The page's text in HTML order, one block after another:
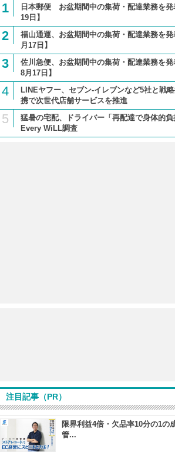
1
日本郵便 お盆期間中の集荷・配達業務を発
19日】
2
福山通運、お盆期間中の集荷・配達業務を
月17日】
3
佐川急便、お盆期間中の集荷・配達業務を
8月17日】
4
LINEヤフー、セブン-イレブンなど5社と戦
携で次世代店舗サービスを推進
5
猛暑の宅配、ドライバー「再配達で身体的
Every WiLL調査
注目記事（PR）
限界利益4倍・欠品率10分の1
管...